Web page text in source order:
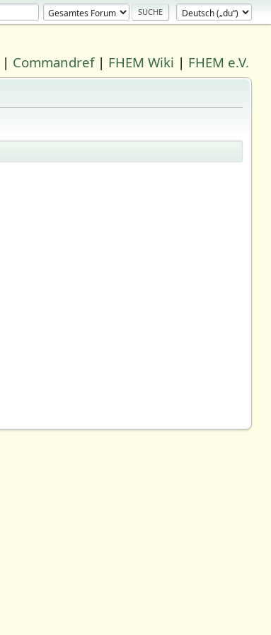
| Commandref| FHEM Wiki | FHEM e.V.